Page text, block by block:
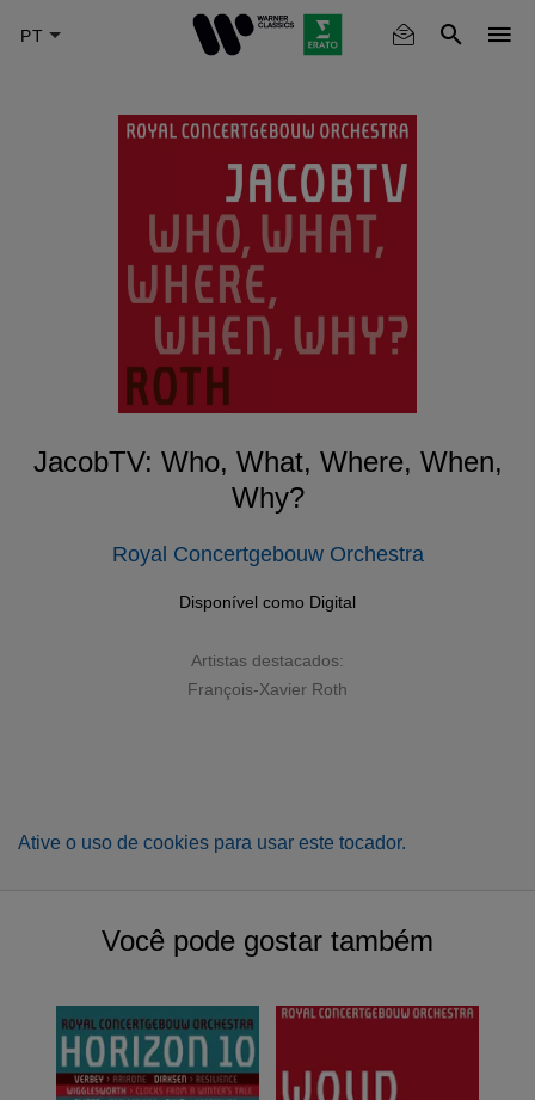
JacobTV: Who, What, Where, When,
Why?
Royal Concertgebouw Orchestra
Disponível como Digital
Artistas destacados:
François-Xavier Roth
Ative o uso de cookies para usar este tocador.
Você pode gostar também